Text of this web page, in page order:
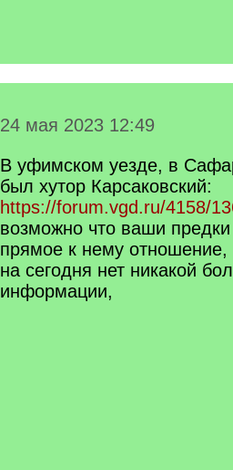
24 мая 2023 12:49
В уфимском уезде, в
был хутор Карсаковский:
https://forum.vgd.ru/4158/
возможно что ваши
прямое к нему
на сегодня нет никакой
информации,